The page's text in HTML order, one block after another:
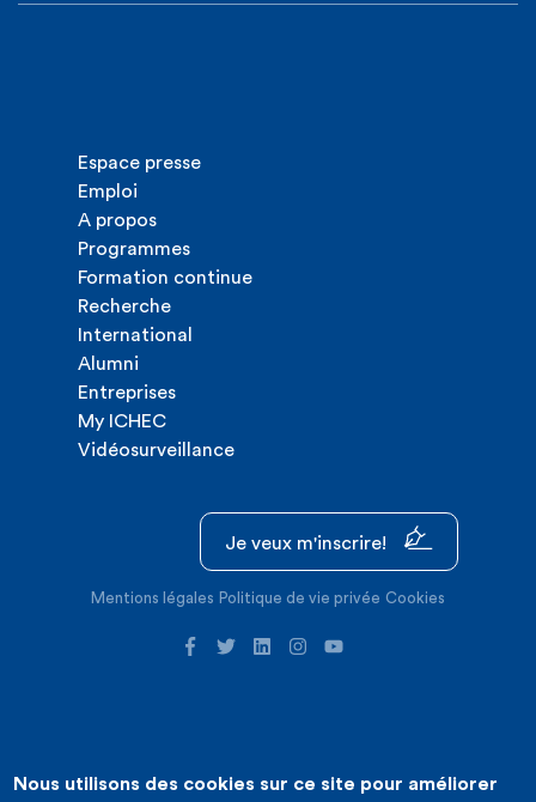
Espace presse
Emploi
A propos
Programmes
Formation continue
Recherche
International
Alumni
Entreprises
My ICHEC
Vidéosurveillance
Je veux m'inscrire!
Mentions légales Politique de vie privée Cookies
©2026 ICHEC |Création de site internet : Expansion
Nous utilisons des cookies sur ce site pour améliorer